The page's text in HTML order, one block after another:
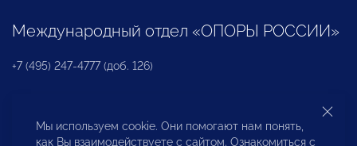
Международный отдел «ОПОРЫ РОССИИ»
+7 (495) 247-4777 (доб. 126)
Бюро по защите прав предпринимателей и
инвесторов
Мы используем cookie. Они помогают нам понять,
как Вы взаимодействуете с сайтом. Ознакомиться с